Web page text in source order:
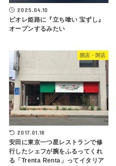
2025.04.10
ピオレ姫路に『立ち喰い 宝ずし』
オープンするみたい
開店・閉店
2017.01.18
安田に東京一つ星レストランで修
行したシェフが腕をふるってくれ
る「Trenta Renta」ってイタリア